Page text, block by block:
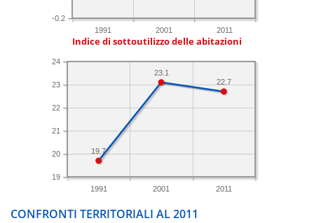
1991 2001 2011
-0.2
Indice di sottoutilizzo delle abitazioni
1991 2001 2011
19
20
21
22
23
24
22.7
23.1
19.7
CONFRONTI TERRITORIALI AL 2011